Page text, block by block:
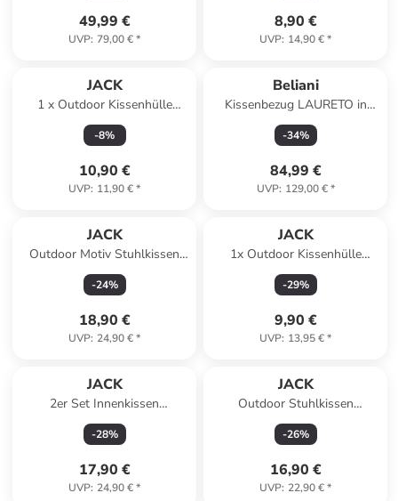
49,99 €
UVP: 79,00 €*
8,90 €
UVP: 14,90 €*
JACK
1 x Outdoor Kissenhülle
45x45cm Motiv
Wasserblumen
-8%
10,90 €
UVP: 11,90 €*
Beliani
Kissenbezug LAURETO in
Grau - (W) 56 x (H) 15 x (L)
52 cm
-34%
84,99 €
UVP: 129,00 €*
JACK
Outdoor Motiv Stuhlkissen
Sitzkissen 38x38cm
Wasserfest in Los Blumos
-24%
18,90 €
UVP: 24,90 €*
JACK
1x Outdoor Kissenhülle
30x50cm Motiv in
Wasserblumen
-29%
9,90 €
UVP: 13,95 €*
JACK
2er Set Innenkissen
Kissenfüllung Wasserfest
Inlett in Weiß
-28%
17,90 €
UVP: 24,90 €*
JACK
Outdoor Stuhlkissen
Sitzkissen 38x38cm
Wasserfest in Sand
-26%
16,90 €
UVP: 22,90 €*